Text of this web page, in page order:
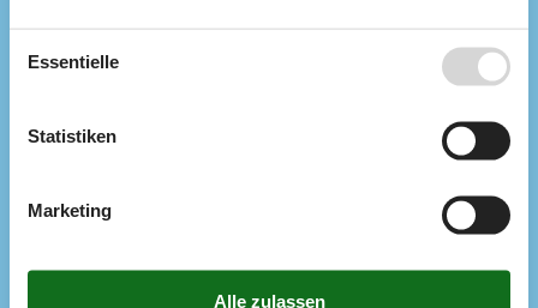
Chromecast
1
Internet drahtlos
Doppelbett (Anzahl der Schlafplätze)
4
Schlafempore (Anzahl der Schlafplätze)
Essentielle
Statistiken
Marketing